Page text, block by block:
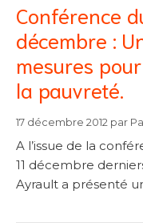
Conférence
décembre :
mesures
la pauvreté.
17 décembre 2012 par
A l’issue de la
11 décembre
Ayrault a présenté